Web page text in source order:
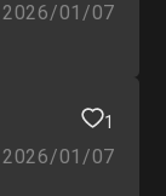
2026/01/07
1
2026/01/07